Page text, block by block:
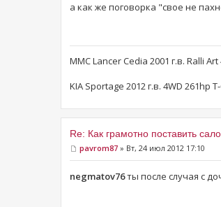
а как же поговорка "свое не
MMC Lancer Cedia 2001 г.в. Ralli
KIA Sportage 2012 г.в. 4WD
Re: Как грамотно поставить
pavrom87 » Вт, 24 июл 2012 17:10
negmatov76ты после случая с